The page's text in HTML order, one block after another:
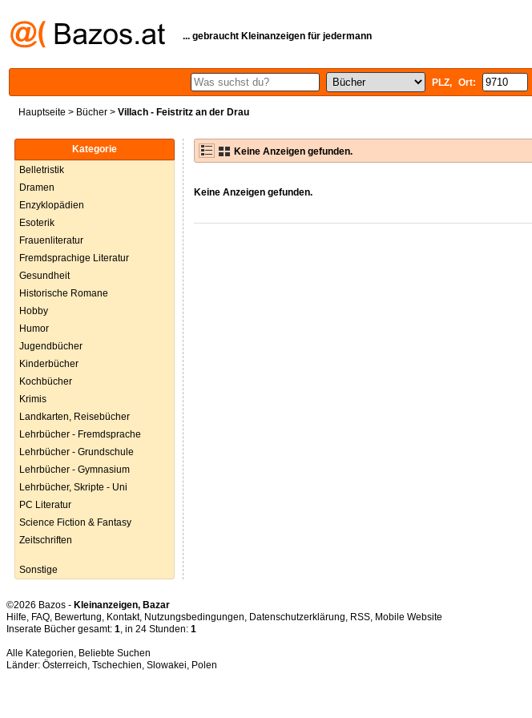
... gebraucht Kleinanzeigen für jedermann
PLZ, Ort:
Hauptseite > Bücher > Villach - Feistritz an der Drau
Kategorie
Belletristik
Dramen
Enzyklopädien
Esoterik
Frauenliteratur
Fremdsprachige Literatur
Gesundheit
Historische Romane
Hobby
Humor
Jugendbücher
Kinderbücher
Kochbücher
Krimis
Landkarten, Reisebücher
Lehrbücher - Fremdsprache
Lehrbücher - Grundschule
Lehrbücher - Gymnasium
Lehrbücher, Skripte - Uni
PC Literatur
Science Fiction & Fantasy
Zeitschriften
Sonstige
Keine Anzeigen gefunden.
Keine Anzeigen gefunden.
©2026 Bazos - Kleinanzeigen, Bazar
Hilfe, FAQ, Bewertung, Kontakt, Nutzungsbedingungen, Datenschutzerklärung, RSS,
Inserate Bücher gesamt: 1, in 24 Stunden: 1
Alle Kategorien, Beliebte Suchen
Länder: Österreich, Tschechien, Slowakei, Polen